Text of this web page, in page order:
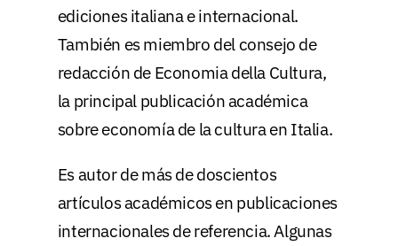
ediciones italiana e internacional.
También es miembro del consejo de
redacción de Economia della Cultura,
la principal publicación académica
sobre economía de la cultura en Italia.
Es autor de más de doscientos
artículos académicos en publicaciones
internacionales de referencia. Algunas